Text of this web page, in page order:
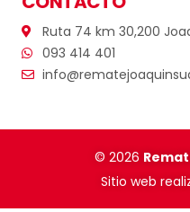
Ruta 74 km 30,200
093 414 401
© 2026
Sitio web